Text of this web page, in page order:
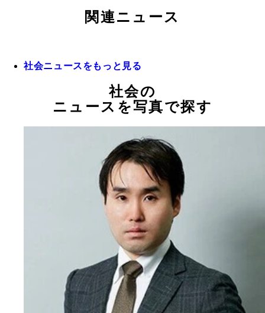
関連ニュース
社会ニュースをもっと見る
社会の
ニュースを写真で探す